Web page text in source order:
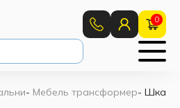
0
- Мебель трансформер- Шкаф-